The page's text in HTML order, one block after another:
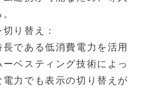
り替え：
である低消費電力を活用
ベスティング技術によっ
力でも表示の切り替えが